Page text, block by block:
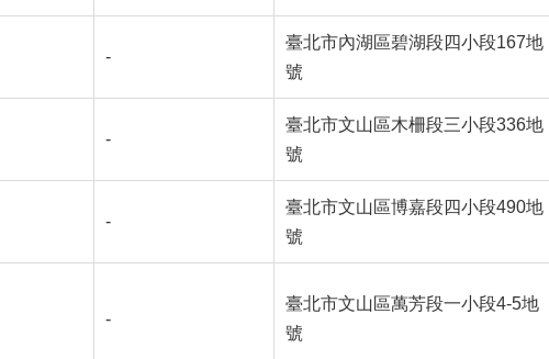
-
臺北市內湖區碧湖段四小段167地
號
-
臺北市文山區木柵段三小段336地
號
-
臺北市文山區博嘉段四小段490地
號
-
臺北市文山區萬芳段一小段4-5地
號